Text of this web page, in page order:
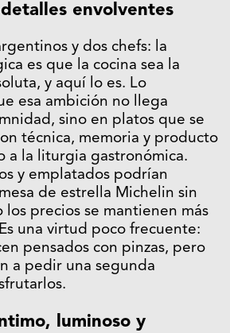
envolventes
y dos chefs: la
es que la cocina sea la
y aquí lo es. Lo
esa ambición no llega
sino en platos que se
técnica, memoria y producto
a la liturgia gastronómica.
y emplatados podrían
de estrella Michelin sin
los precios se mantienen más
una virtud poco frecuente:
pensados con pinzas, pero
a pedir una segunda
luminoso y